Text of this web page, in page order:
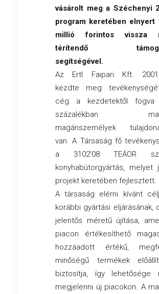
vásárolt meg a Széchenyi
program keretében elnyert
millió forintos vissza
térítendő
segítségével.
Az Ertl Faipari Kft.
kezdte meg
cég a kezdetektől fogva
százalékban
magánszemélyek
van. A Társaság fő
a 3102’08 TEÁOR
konyhabútorgyártás, melyet
projekt keretében fejlesztett.
A társaság elérni kívánt
korábbi gyártási eljárásának,
jelentős méretű újítása,
piacon értékesíthető
hozzáadott értékű,
minőségű termékek
biztosítja, így lehetősége
megjelenni új piacokon. A